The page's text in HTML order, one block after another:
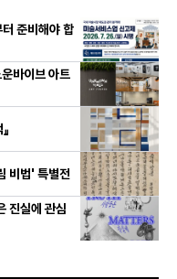
준비해야 합
바이브 아트
비법' 특별전